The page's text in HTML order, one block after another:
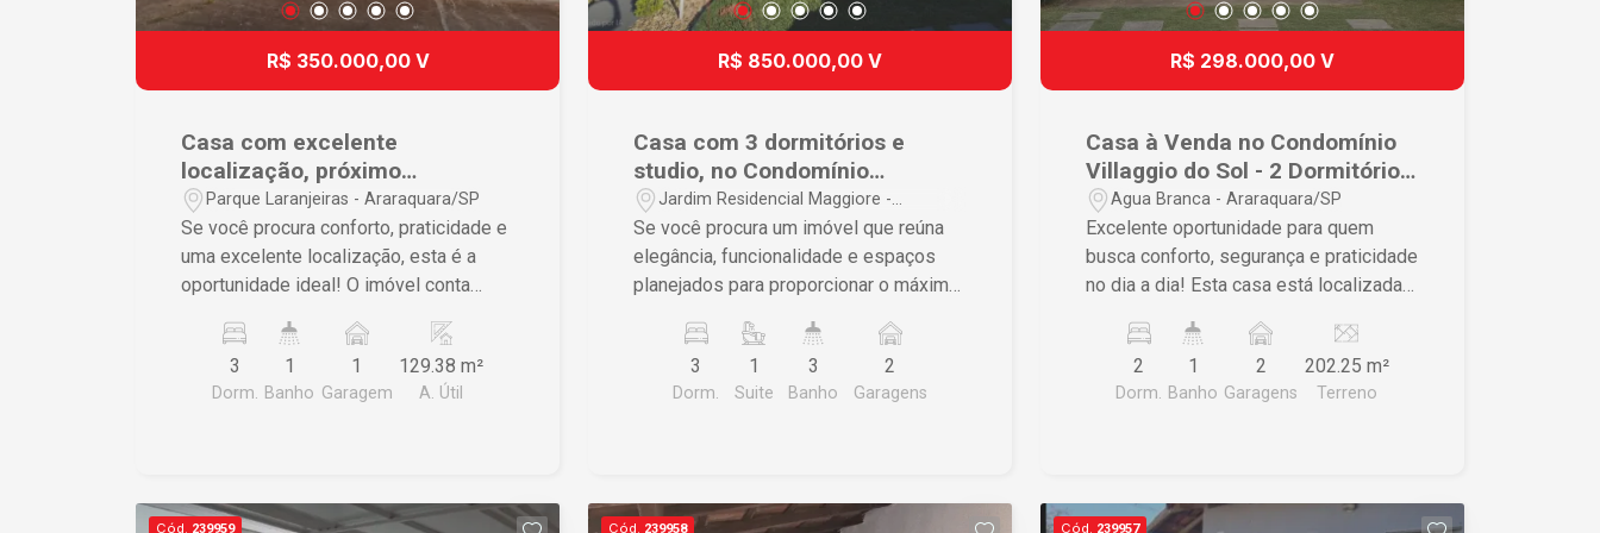
R$ 350.000,00 V
Casa com excelente
localização, próximo
supermercados e escolas.
Parque Laranjeiras - Araraquara/SP
Se você procura conforto, praticidade e
uma excelente localização, esta é a
oportunidade ideal! O imóvel conta
aconchegante; - Cozinha funcional; -
Banheiro social; - Área de serviço; -
Quintal, perfeito para momentos de
proporcionando mais comodidade para
3
Dorm.
1
Banho
1
Garagem
129.38 m²
A. Útil
R$ 850.000,00 V
Casa com 3 dormitórios e
studio, no Condomínio
Residencial Piemonte.
Jardim Residencial Maggiore -
Araraquara/SP
Se você procura um imóvel que reúna
elegância, funcionalidade e espaços
planejados para proporcionar o máximo
perfeita. Com acabamento em
porcelanato e um projeto moderno em
conceito aberto, o imóvel oferece
ampla suíte com closet; - Sala de TV e
3
Dorm.
1
Suite
3
Banho
2
Garagens
R$ 298.000,00 V
Casa à Venda no Condomínio
Villaggio do Sol - 2 Dormitórios,
Planejados e Quintal.
Agua Branca - Araraquara/SP
Excelente oportunidade para quem
busca conforto, segurança e praticidade
no dia a dia! Esta casa está localizada
uma região privilegiada de Araraquara, a
apenas 7 minutos do Centro, com fácil
acesso e situada em uma avenida
com móveis planejados - Banheiro
2
Dorm.
1
Banho
2
Garagens
202.25 m²
Terreno
Cód. 239959 Cód. 239958 Cód. 239957